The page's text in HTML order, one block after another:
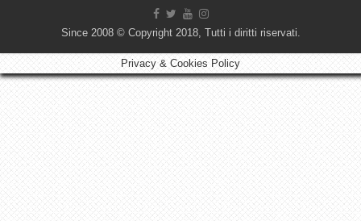
Since 2008 © Copyright 2018, Tutti i diritti riservati.
Privacy & Cookies Policy